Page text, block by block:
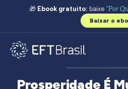
🎁 Ebook gratuito: baixe "Por
Baixar o
Prosperidade É